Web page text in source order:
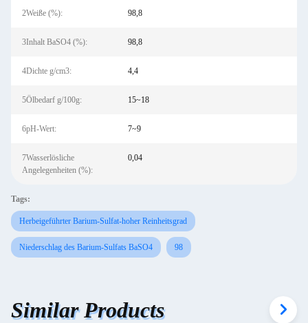
2Weiße (%): 98,8
3Inhalt BaSO4 (%): 98,8
4Dichte g/cm3: 4,4
5Ölbedarf g/100g: 15~18
6pH-Wert: 7~9
7Wasserlösliche
Angelegenheiten (%):
0,04
Tags:
Herbeigeführter Barium-Sulfat-hoher Reinheitsgrad
Niederschlag des Barium-Sulfats BaSO4 98
Similar Products